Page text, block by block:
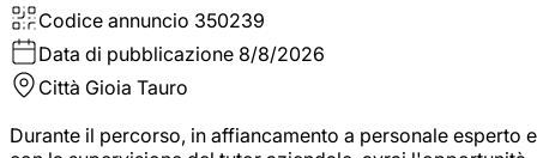
Codice annuncio 350239
Data di pubblicazione 8/8/2026
Città Gioia Tauro
Durante il percorso, in affiancamento a personale esperto e